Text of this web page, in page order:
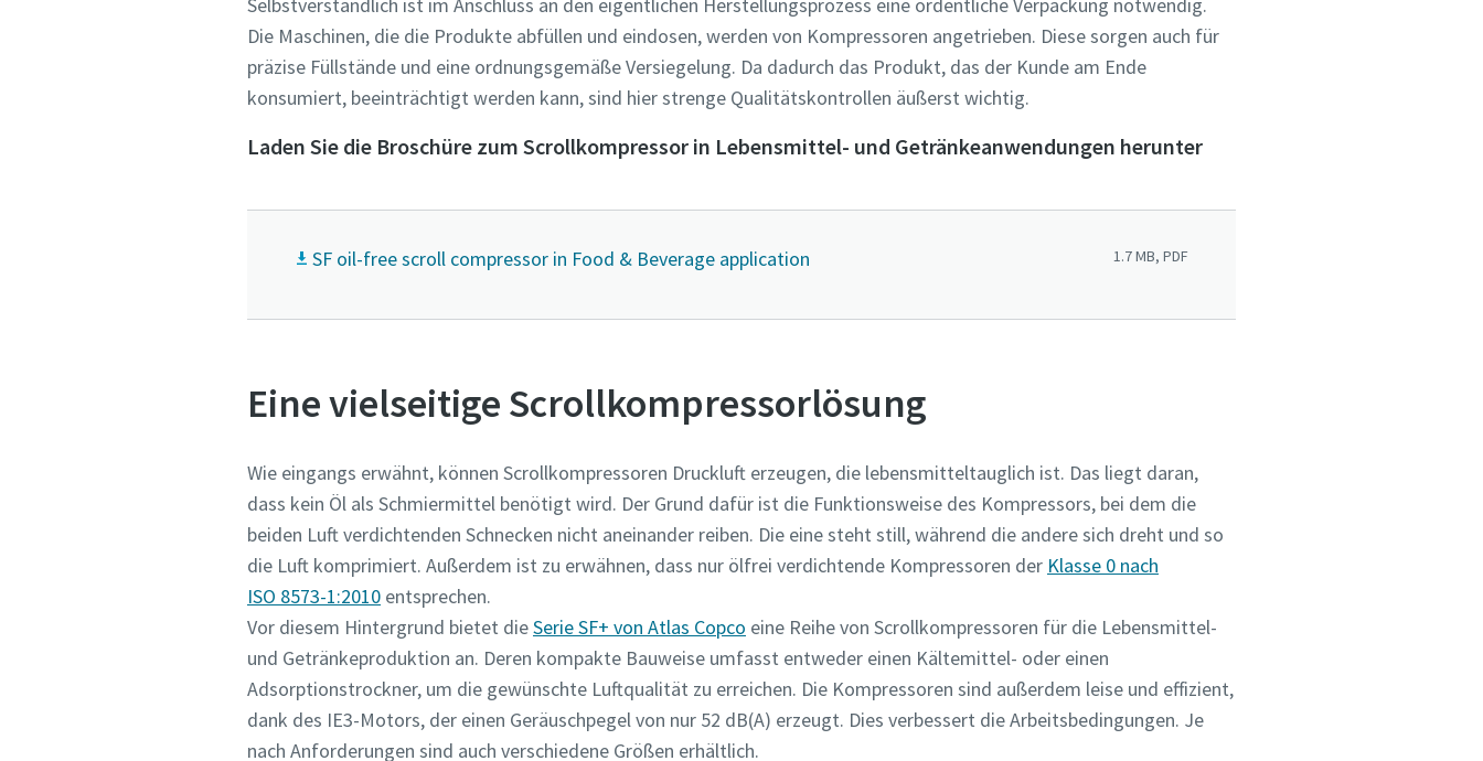
Die Maschinen, die die Produkte abfüllen und eindosen, werden von Kompressoren angetrieben. Diese sorgen auch für
präzise Füllstände und eine ordnungsgemäße Versiegelung. Da dadurch das Produkt, das der Kunde am Ende
konsumiert, beeinträchtigt werden kann, sind hier strenge Qualitätskontrollen äußerst wichtig.
Laden Sie die Broschüre zum Scrollkompressor in Lebensmittel- und Getränkeanwendungen herunter
SF oil-free scroll compressor in Food & Beverage application 1.7 MB, PDF
Eine vielseitige Scrollkompressorlösung
Wie eingangs erwähnt, können Scrollkompressoren Druckluft erzeugen, die lebensmitteltauglich ist. Das liegt daran,
dass kein Öl als Schmiermittel benötigt wird. Der Grund dafür ist die Funktionsweise des Kompressors, bei dem die
beiden Luft verdichtenden Schnecken nicht aneinander reiben. Die eine steht still, während die andere sich dreht und so
die Luft komprimiert. Außerdem ist zu erwähnen, dass nur ölfrei verdichtende Kompressoren der Klasse 0 nach
ISO 8573-1:2010 entsprechen.
Vor diesem Hintergrund bietet dieSerie SF+ von Atlas Copco eine Reihe von Scrollkompressoren für die Lebensmittel-
und Getränkeproduktion an. Deren kompakte Bauweise umfasst entweder einen Kältemittel- oder einen
Adsorptionstrockner, um die gewünschte Luftqualität zu erreichen. Die Kompressoren sind außerdem leise und effizient,
dank des IE3-Motors, der einen Geräuschpegel von nur 52 dB(A) erzeugt. Dies verbessert die Arbeitsbedingungen. Je
nach Anforderungen sind auch verschiedene Größen erhältlich.